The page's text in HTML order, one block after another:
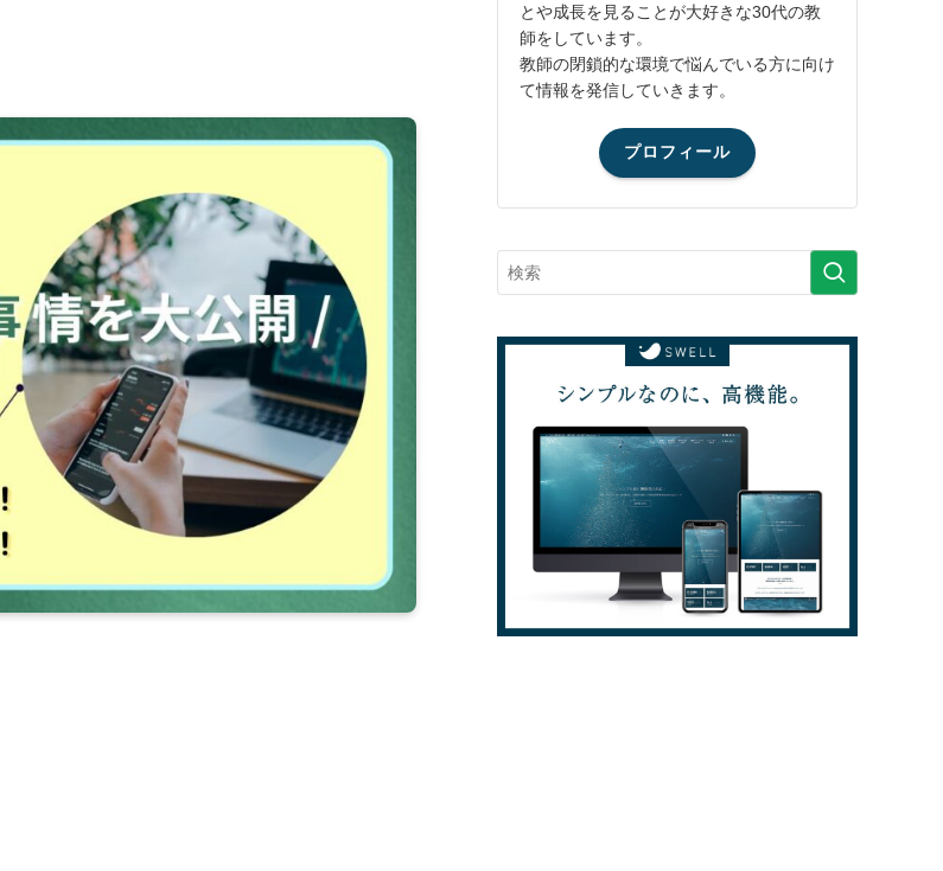
とや成長を見ることが大好きな30代の教
師をしています。
教師の閉鎖的な環境で悩んでいる方に向け
て情報を発信していきます。
プロフィール